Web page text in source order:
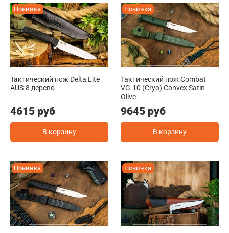
Новинка
Тактический нож Delta Lite
AUS-8 дерево
4615 руб
В корзину
Новинка
Тактический нож Combat
VG-10 (Cryo) Convex Satin
Olive
9645 руб
В корзину
Новинка Новинка